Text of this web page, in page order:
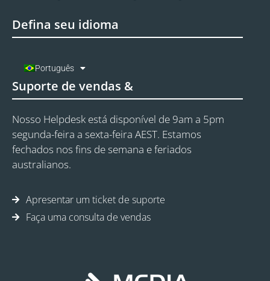
Defina seu idioma
Português
Suporte de vendas &
Nosso Helpdesk está disponível de 9am a 5pm
segunda-feira a sexta-feira AEST. Estamos
fechados nos fins de semana e feriados
australianos.
Apresentar um ticket de suporte
Faça uma consulta de vendas